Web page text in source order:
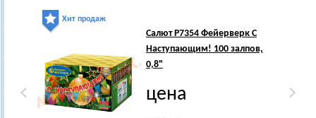
Хит продаж
Салют Р7354 Фейерверк С
Наступающим! 100 залпов,
0,8"
цена